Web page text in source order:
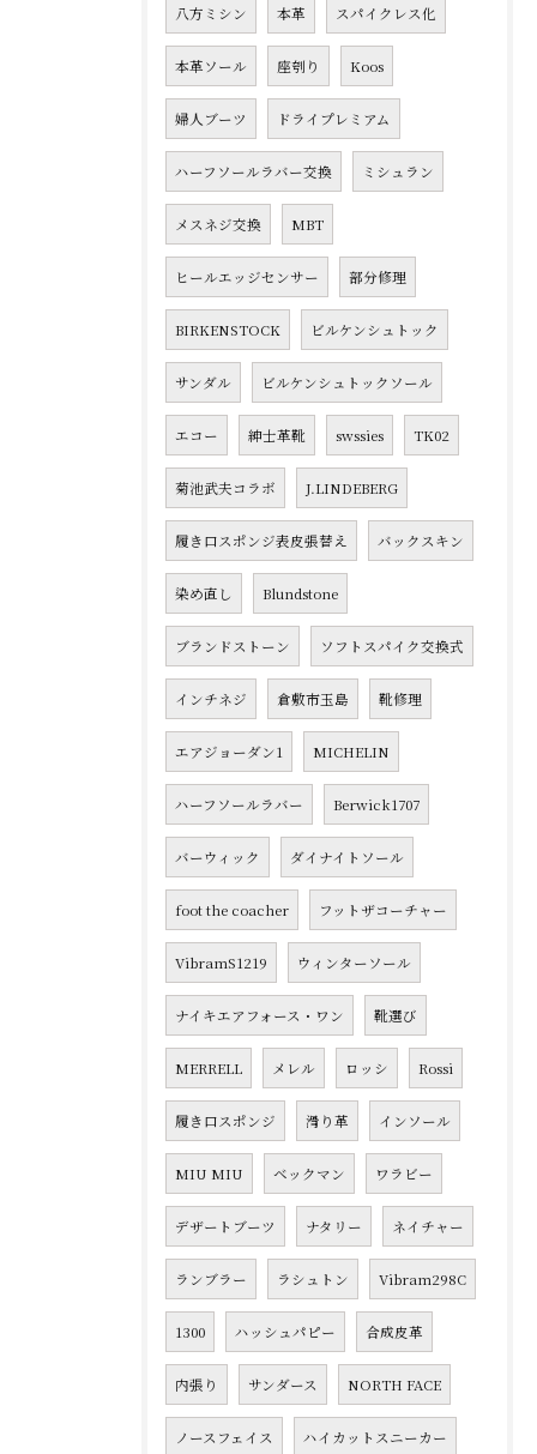
八方ミシン 本革 スパイクレス化
本革ソール 座刳り Koos
婦人ブーツ ドライプレミアム
ハーフソールラバー交換 ミシュラン
メスネジ交換 MBT
ヒールエッジセンサー 部分修理
BIRKENSTOCK ビルケンシュトック
サンダル ビルケンシュトックソール
エコー 紳士革靴 swssies TK02
菊池武夫コラボ J.LINDEBERG
履き口スポンジ表皮張替え バックスキン
染め直し Blundstone
ブランドストーン ソフトスパイク交換式
インチネジ 倉敷市玉島 靴修理
エアジョーダン1 MICHELIN
ハーフソールラバー Berwick1707
バーウィック ダイナイトソール
foot the coacher フットザコーチャー
VibramS1219 ウィンターソール
ナイキエアフォース・ワン 靴選び
MERRELL メレル ロッシ Rossi
履き口スポンジ 滑り革 インソール
MIU MIU ベックマン ワラビー
デザートブーツ ナタリー ネイチャー
ランブラー ラシュトン Vibram298C
1300 ハッシュパピー 合成皮革
内張り サンダース NORTH FACE
ノースフェイス ハイカットスニーカー